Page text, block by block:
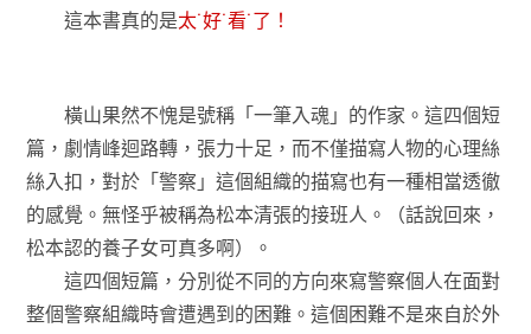
這本書真的是太˙好˙看˙了！
橫山果然不愧是號稱「一筆入魂」的作家。這四個短
篇，劇情峰迴路轉，張力十足，而不僅描寫人物的心理絲
絲入扣，對於「警察」這個組織的描寫也有一種相當透徹
的感覺。無怪乎被稱為松本清張的接班人。（話說回來，
松本認的養子女可真多啊）。
這四個短篇，分別從不同的方向來寫警察個人在面對
整個警察組織時會遭遇到的困難。這個困難不是來自於外